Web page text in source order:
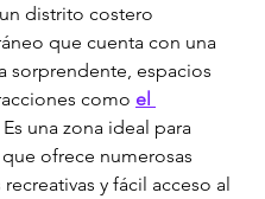
distrito costero
que cuenta con una
sorprendente, espacios
como el
Es una zona ideal para
ofrece numerosas
y fácil acceso al